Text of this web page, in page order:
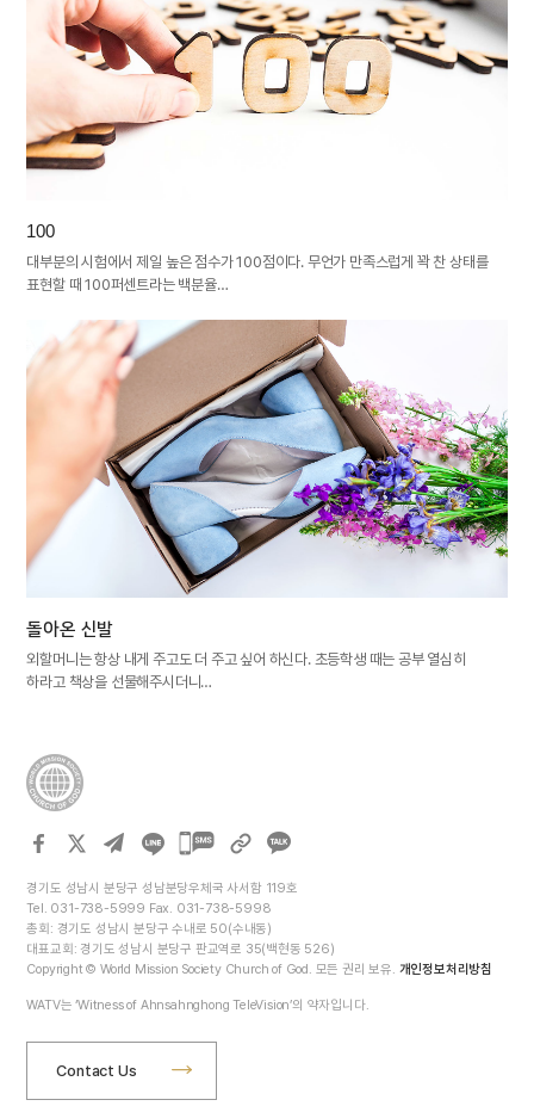
100
대부분의 시험에서 제일 높은 점수가 100점이다. 무언가 만족스럽게 꽉 찬 상태를
표현할 때 100퍼센트라는 백분율…
돌아온 신발
외할머니는 항상 내게 주고도 더 주고 싶어 하신다. 초등학생 때는 공부 열심히
하라고 책상을 선물해주시더니…
카카오톡
경기도 성남시 분당구 성남분당우체국 사서함 119호
Tel. 031-738-5999 Fax. 031-738-5998
총회: 경기도 성남시 분당구 수내로 50(수내동)
대표교회: 경기도 성남시 분당구 판교역로 35(백현동 526)
Copyright © World Mission Society Church of God. 모든 권리 보유. 개인정보처리방침
WATV는 ‘Witness of Ahnsahnghong TeleVision’의 약자입니다.
Contact Us